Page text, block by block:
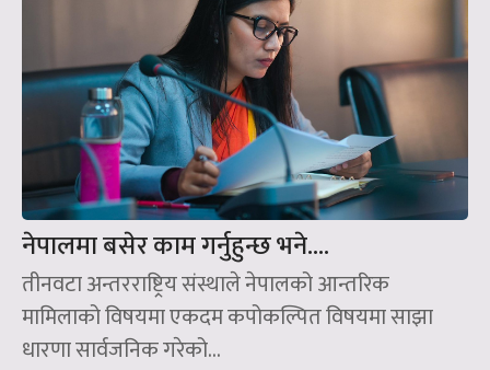
नेपालमा बसेर काम गर्नुहुन्छ भने….
तीनवटा अन्तरराष्ट्रिय संस्थाले नेपालको आन्तरिक
मामिलाको विषयमा एकदम कपोकल्पित विषयमा साझा
धारणा सार्वजनिक गरेको...